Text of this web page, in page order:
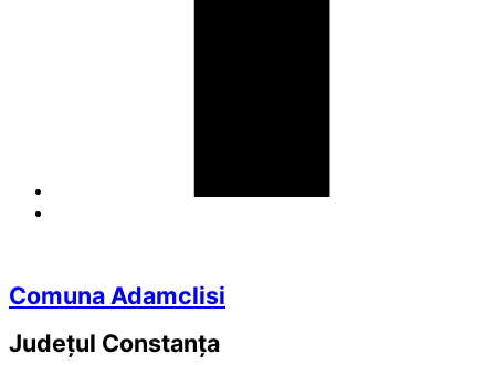
Comuna Adamclisi
Județul Constanța